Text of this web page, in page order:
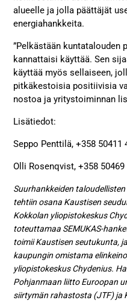
alueelle ja jolla päättäjät
energiahankkeita.
”Pelkästään kuntatalouden
kannattaisi käyttää. Sen
käyttää myös sellaiseen,
pitkäkestoisia positiivisia
nostoa ja yritystoiminnan
Lisätiedot:
Seppo Penttilä, +358 50411
Olli Rosenqvist, +358
Suurhankkeiden
tehtiin osana Kaustisen
Kokkolan yliopistokeskus
toteuttamaa SEMUKAS-
toimii Kaustisen seutukunta,
kaupungin omistama
yliopistokeskus Chydenius.
Pohjanmaan liitto Euroopan
siirtymän rahastosta (JTF) ja